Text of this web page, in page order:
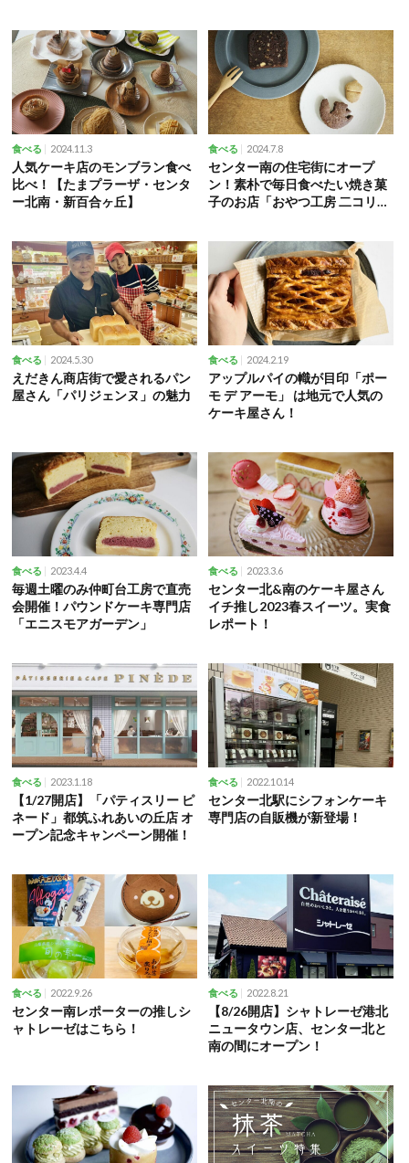
食べる 2024.11.3
人気ケーキ店のモンブラン食べ
比べ！【たまプラーザ・センタ
ー北南・新百合ヶ丘】
食べる 2024.7.8
センター南の住宅街にオープ
ン！素朴で毎日食べたい焼き菓
子のお店「おやつ工房 二コリ
食べる 2024.5.30
えだきん商店街で愛されるパン
屋さん「パリジェンヌ」の魅力
食べる 2024.2.19
アップルパイの幟が目印「ポー
モ デ アーモ」 は地元で人気の
ケーキ屋さん！
食べる 2023.4.4
毎週土曜のみ仲町台工房で直売
会開催！パウンドケーキ専門店
「エニスモアガーデン」
食べる 2023.3.6
センター北&南のケーキ屋さん
イチ推し2023春スイーツ。実食
レポート！
食べる 2023.1.18
【1/27開店】「パティスリー ピ
ネード」都筑ふれあいの丘店 オ
ープン記念キャンペーン開催！
食べる 2022.10.14
センター北駅にシフォンケーキ
専門店の自販機が新登場！
食べる 2022.9.26
センター南レポーターの推しシ
ャトレーゼはこちら！
食べる 2022.8.21
【8/26開店】シャトレーゼ港北
ニュータウン店、センター北と
南の間にオープン！